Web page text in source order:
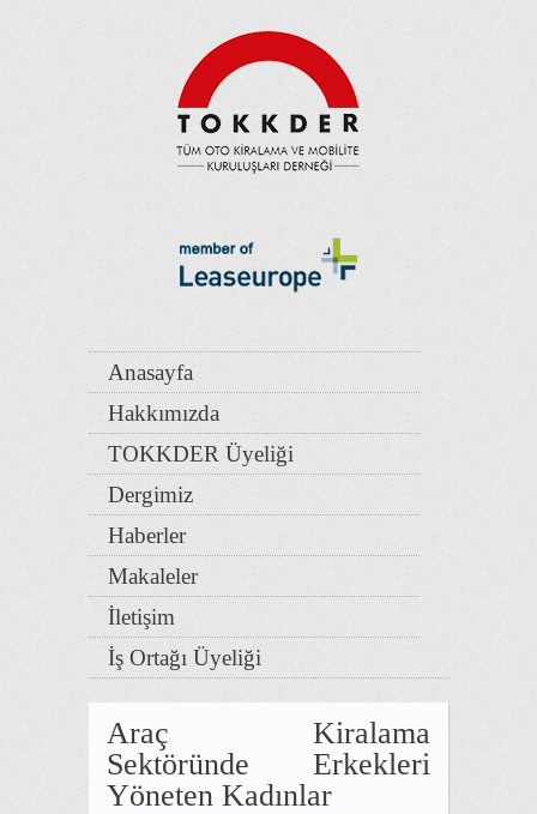
Anasayfa
Hakkımızda
TOKKDER Üyeliği
Dergimiz
Haberler
Makaleler
İletişim
İş Ortağı Üyeliği
Araç Kiralama
Sektöründe Erkekleri
Yöneten Kadınlar